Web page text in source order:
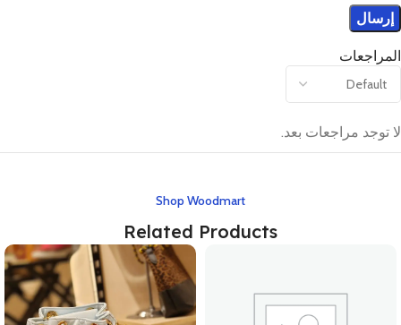
المراجعات
لا توجد مراجعات بعد.
Shop Woodmart
Related Products